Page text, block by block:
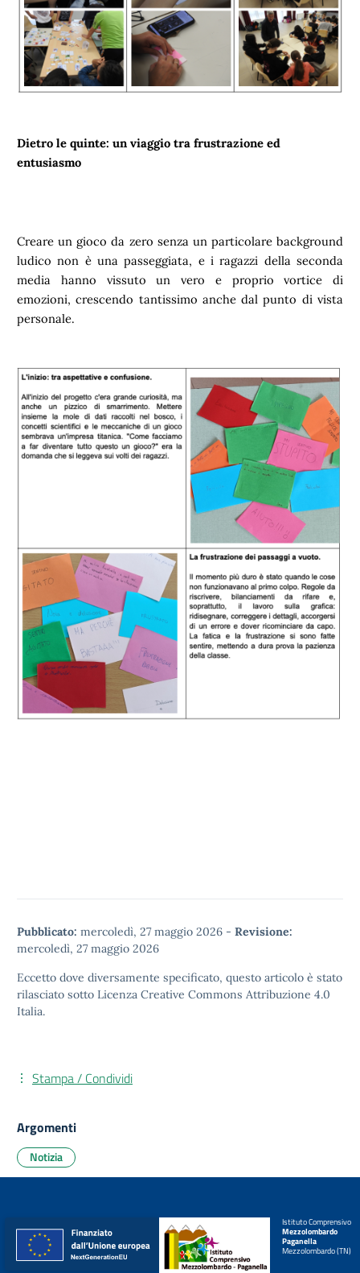
Dietro le quinte: un viaggio tra frustrazione ed
entusiasmo
Creare un gioco da zero senza un particolare background
ludico non è una passeggiata, e i ragazzi della seconda
media hanno vissuto un vero e proprio vortice di
emozioni, crescendo tantissimo anche dal punto di vista
personale.
Pubblicato: mercoledì, 27 maggio 2026 - Revisione:
mercoledì, 27 maggio 2026
Eccetto dove diversamente specificato, questo articolo è stato
rilasciato sotto Licenza Creative Commons Attribuzione 4.0
Italia.
Stampa / Condividi
Argomenti
Notizia
Istituto Comprensivo
Mezzolombardo
Paganella
Mezzolombardo (TN)